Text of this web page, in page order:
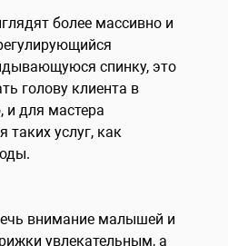
более массивно и
спинку, это
голову клиента в
и для мастера
таких услуг, как
внимание малышей и
увлекательным, а